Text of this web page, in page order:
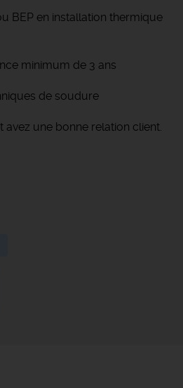
BEP en installation thermique
minimum de 3 ans
de soudure
une bonne relation client.